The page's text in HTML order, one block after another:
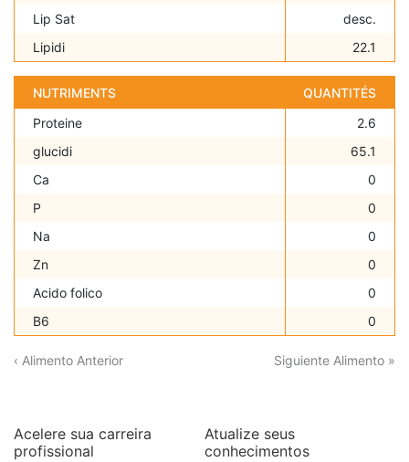
Lip Sat
desc.
Lipidi
22.1
NUTRIMENTS
QUANTITÉS
Proteine
2.6
glucidi
65.1
Ca
0
P
0
Na
0
Zn
0
Acido folico
0
B6
0
‹ Alimento Anterior Siguiente Alimento »
Acelere sua carreira
profissional
Atualize seus
conhecimentos